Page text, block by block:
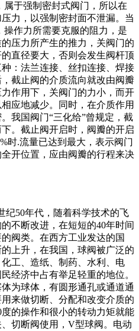
于强制密封式阀门，所以在
力，以强制密封面不泄漏。当
作力所需要克服的阻力，是
压力所产生的推力，关阀门的
直径要大，否则会发生阀杆顶
：法兰连接、丝扣连接、焊接
截止阀的介质流向就改由阀瓣
作用下，关阀门的力小，而开
应地减少。同时，在介质作用
我国阀门“三化给”曾规定，截
。截止阀开启时，阀瓣的开启
时.流量已达到最大，表示阀门
开位置，应由阀瓣的行程来决
纪50年代，随着科学技术的飞
不断改进，在短短的40年时间
阀类。在西方工业发达的国
上升，在我国，球阀被广泛的
工、造纸、制药、水利、电
经济中占有举足轻重的地位。
为球体，有圆形通孔或通道通
来做切断、分配和改变介质的
的操作和很小的转动力矩就能
切断阀使用，V型球阀。电动